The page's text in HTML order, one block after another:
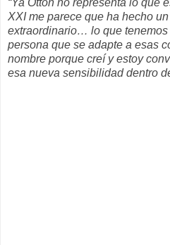
XXI me parece que ha hecho
extraordinario… lo que tenemos
persona que se adapte a esas
nombre porque creí y estoy
esa nueva sensibilidad dentro